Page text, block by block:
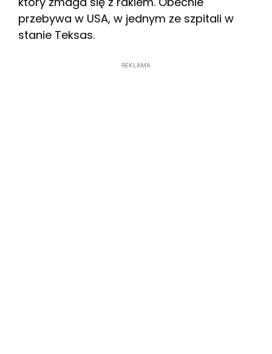
przebywa w USA, w jednym ze szpitali w
stanie Teksas.
REKLAMA